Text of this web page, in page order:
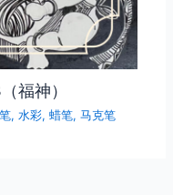
福神）
,水彩,蜡笔,马克笔